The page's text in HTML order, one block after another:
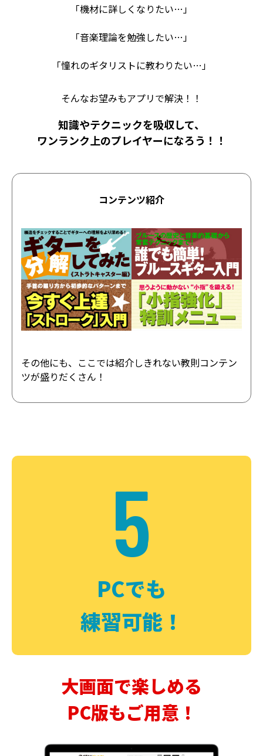
「機材に詳しくなりたい…」
「音楽理論を勉強したい…」
「憧れのギタリストに教わりたい…」
そんなお望みもアプリで解決！！
知識やテクニックを吸収して、
ワンランク上のプレイヤーになろう！！
コンテンツ紹介
その他にも、ここでは紹介しきれない教則コンテン
ツが盛りだくさん！
5
PCでも
練習可能！
大画面で楽しめる
PC版もご用意！